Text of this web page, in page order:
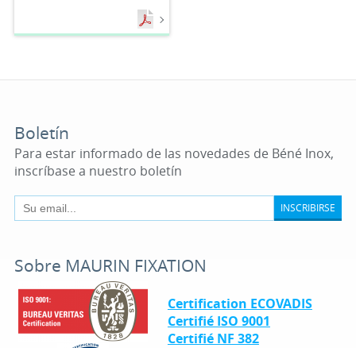
Boletín
Para estar informado de las novedades de Béné Inox,
inscríbase a nuestro boletín
INSCRIBIRSE
Sobre MAURIN FIXATION
Certification ECOVADIS
Certifié ISO 9001
Certifié NF 382